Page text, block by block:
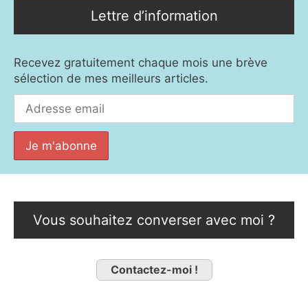
Lettre d’information
Recevez gratuitement chaque mois une brève
sélection de mes meilleurs articles.
Vous souhaitez converser avec moi ?
Contactez-moi !